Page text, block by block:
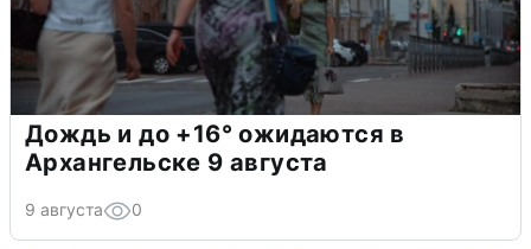
Дождь и до +16° ожидаются в
Архангельске 9 августа
9 августа 0